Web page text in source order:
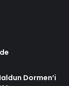
Dormen’i